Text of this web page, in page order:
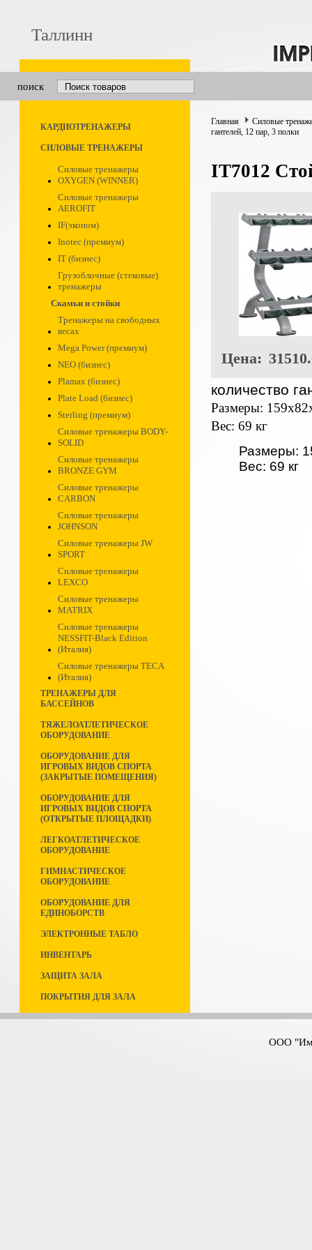
Таллинн
поиск
КАРДИОТРЕНАЖЕРЫ
СИЛОВЫЕ ТРЕНАЖЕРЫ
Силовые тренажеры
OXYGEN (WINNER)
Силовые тренажеры
AEROFIT
IF(эконом)
Inotec (премиум)
IT (бизнес)
Грузоблочные (стековые)
тренажеры
Скамьи и стойки
Тренажеры на свободных
весах
Mega Power (премиум)
NEO (бизнес)
Plamax (бизнес)
Plate Load (бизнес)
Sterling (премиум)
Силовые тренажеры BODY-
SOLID
Силовые тренажеры
BRONZE GYM
Силовые тренажеры
CARBON
Силовые тренажеры
JOHNSON
Силовые тренажеры JW
SPORT
Силовые тренажеры
LEXCO
Силовые тренажеры
MATRIX
Силовые тренажеры
NESSFIT-Black Edition
(Италия)
Силовые тренажеры TECA
(Италия)
ТРЕНАЖЕРЫ ДЛЯ
БАССЕЙНОВ
ТЯЖЕЛОАТЛЕТИЧЕСКОЕ
ОБОРУДОВАНИЕ
ОБОРУДОВАНИЕ ДЛЯ
ИГРОВЫХ ВИДОВ СПОРТА
(ЗАКРЫТЫЕ ПОМЕЩЕНИЯ)
ОБОРУДОВАНИЕ ДЛЯ
ИГРОВЫХ ВИДОВ СПОРТА
(ОТКРЫТЫЕ ПЛОЩАДКИ)
ЛЕГКОАТЛЕТИЧЕСКОЕ
ОБОРУДОВАНИЕ
ГИМНАСТИЧЕСКОЕ
ОБОРУДОВАНИЕ
ОБОРУДОВАНИЕ ДЛЯ
ЕДИНОБОРСТВ
ЭЛЕКТРОННЫЕ ТАБЛО
ИНВЕНТАРЬ
ЗАЩИТА ЗАЛА
ПОКРЫТИЯ ДЛЯ ЗАЛА
Главная
Силовые
гантелей, 12 пар, 3 полки
IT7012
Цена:
количество
Размеры:
Вес: 69 кг
Размеры:
Вес: 69 кг
ООО